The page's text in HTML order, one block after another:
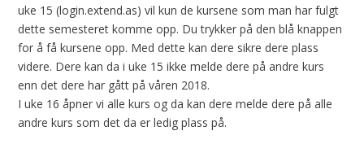
uke 15 (login.extend.as) vil kun de kursene som man har fulgt
dette semesteret komme opp. Du trykker på den blå knappen
for å få kursene opp. Med dette kan dere sikre dere plass
videre. Dere kan da i uke 15 ikke melde dere på andre kurs
enn det dere har gått på våren 2018.
I uke 16 åpner vi alle kurs og da kan dere melde dere på alle
andre kurs som det da er ledig plass på.